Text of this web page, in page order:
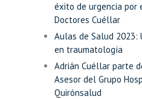
éxito de urgencia por
Doctores Cuéllar
Aulas de Salud 2023:
en traumatología
Adrián Cuéllar parte
Asesor del Grupo
Quirónsalud